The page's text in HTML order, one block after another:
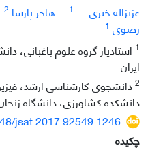
عزیزاله خیری
1 هاجر پارسا 2
رضوی 1
1 استادیار گروه علوم باغبانی،
ایران
2دانشجوی کارشناسی ارشد،
دانشکده کشاورزی، دانشگاه
jsat.2017.92549.1246
چکیده